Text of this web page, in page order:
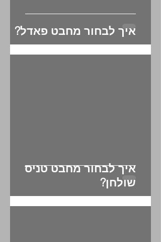
איך לבחור מחבט פאדל?
איך לבחור מחבט טניס
שולחן?